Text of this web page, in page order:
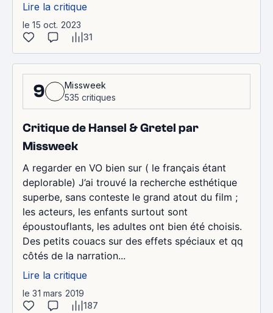
Lire la critique
le 15 oct. 2023
31
9
Missweek
535 critiques
Critique de Hansel & Gretel par
Missweek
A regarder en VO bien sur ( le français étant
deplorable) J’ai trouvé la recherche esthétique
superbe, sans conteste le grand atout du film ;
les acteurs, les enfants surtout sont
époustouflants, les adultes ont bien été choisis.
Des petits couacs sur des effets spéciaux et qq
côtés de la narration...
Lire la critique
le 31 mars 2019
187